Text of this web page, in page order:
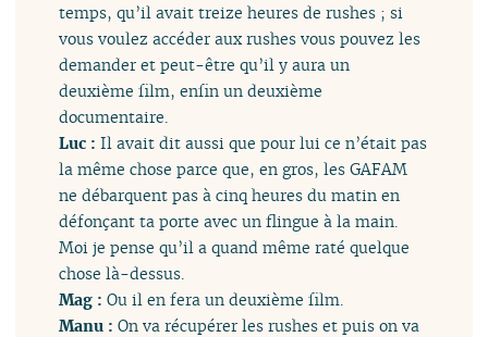
temps, qu’il avait treize heures de rushes ; si
vous voulez accéder aux rushes vous pouvez les
demander et peut-être qu’il y aura un
deuxième film, enfin un deuxième
documentaire.
Luc :Il avait dit aussi que pour lui ce n’était pas
la même chose parce que, en gros, les GAFAM
ne débarquent pas à cinq heures du matin en
défonçant ta porte avec un flingue à la main.
Moi je pense qu’il a quand même raté quelque
chose là-dessus.
Mag :Ou il en fera un deuxième film.
Manu :On va récupérer les rushes et puis on va